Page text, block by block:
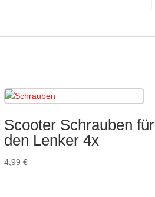
Scooter Schrauben für
den Lenker 4x
4,99 €